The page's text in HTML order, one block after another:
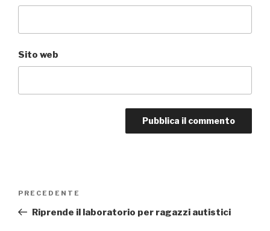
Sito web
Navigazione
Articolo
precedente:
PRECEDENTE
Riprende il laboratorio per ragazzi autistici